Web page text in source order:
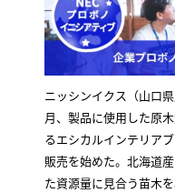
ニッシンイクス（山口
月、製品に使用した原
るエシカルインテリア
販売を始めた。北海道
た資源量に見合う苗木